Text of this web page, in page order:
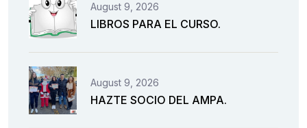
August 9, 2026
LIBROS PARA EL CURSO.
August 9, 2026
HAZTE SOCIO DEL AMPA.